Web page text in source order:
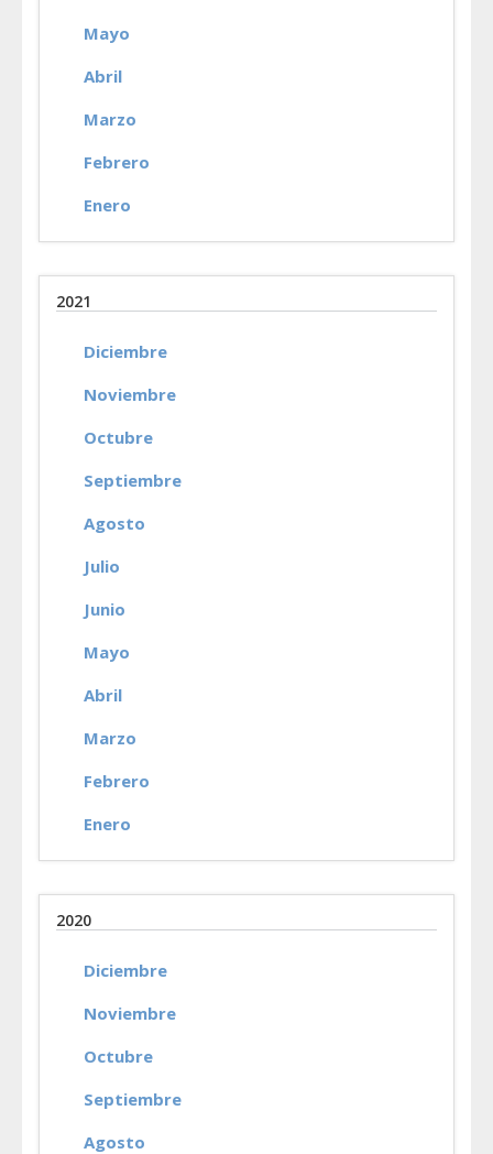
Mayo
Abril
Marzo
Febrero
Enero
2021
Diciembre
Noviembre
Octubre
Septiembre
Agosto
Julio
Junio
Mayo
Abril
Marzo
Febrero
Enero
2020
Diciembre
Noviembre
Octubre
Septiembre
Agosto